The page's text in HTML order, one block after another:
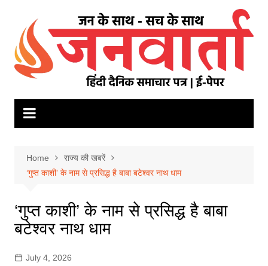
content
Home
राज्य की खबरें
‘गुप्त काशी’ के नाम से प्रसिद्ध है बाबा बटेश्वर नाथ धाम
‘गुप्त काशी’ के नाम से प्रसिद्ध है बाबा
बटेश्वर नाथ धाम
July 4, 2026